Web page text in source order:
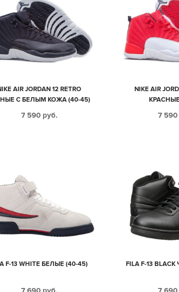
AIR JORDAN 12 RETRO
С БЕЛЫМ КОЖА (40-45)
7 590 руб.
NIKE AIR
7 590
F-13 WHITE БЕЛЫЕ (40-45) FILA F-13